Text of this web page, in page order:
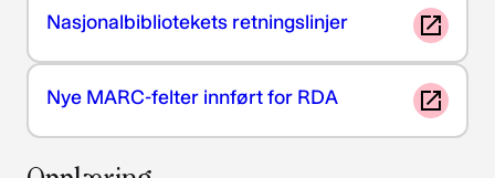
Nasjonalbibliotekets retningslinjer
Nye MARC-felter innført for RDA